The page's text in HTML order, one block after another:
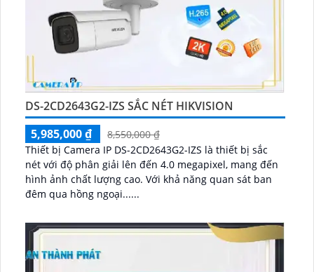
DS-2CD2643G2-IZS SẮC NÉT HIKVISION
5,985,000 ₫
8,550,000 ₫
Thiết bị Camera IP DS-2CD2643G2-IZS là thiết bị sắc
nét với độ phân giải lên đến 4.0 megapixel, mang đến
hình ảnh chất lượng cao. Với khả năng quan sát ban
đêm qua hồng ngoại......